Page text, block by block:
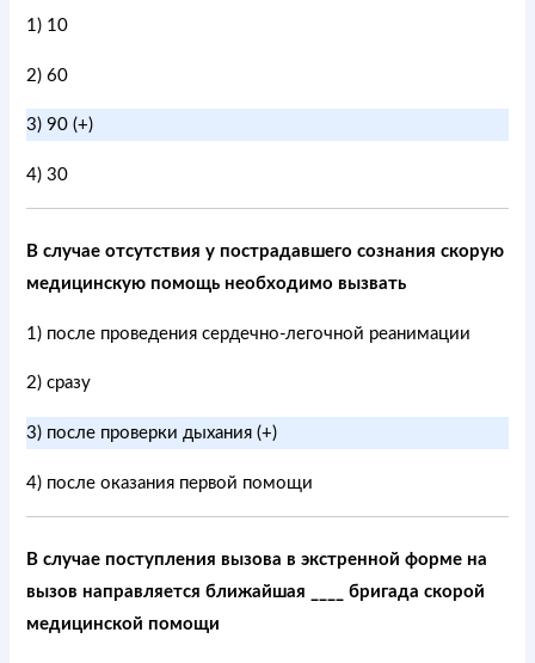
1) 10
2) 60
3) 90 (+)
4) 30
В случае отсутствия у пострадавшего сознания скорую
медицинскую помощь необходимо вызвать
1) после проведения сердечно-легочной реанимации
2) сразу
3) после проверки дыхания (+)
4) после оказания первой помощи
В случае поступления вызова в экстренной форме на
вызов направляется ближайшая ____ бригада скорой
медицинской помощи